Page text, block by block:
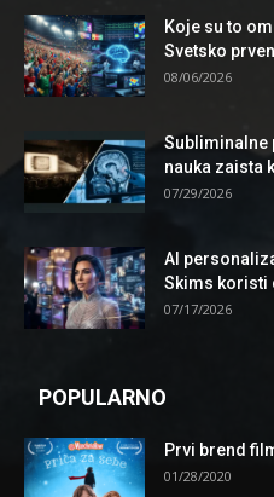
Koje su to
Svetsko
08/06/2026
Subliminalne
nauka zaista
07/29/2026
AI
Skims koristi
07/17/2026
POPULARNO
Prvi brend
01/28/2020